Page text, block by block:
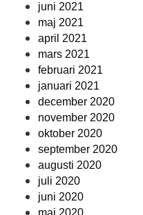
juni 2021
maj 2021
april 2021
mars 2021
februari 2021
januari 2021
december 2020
november 2020
oktober 2020
september 2020
augusti 2020
juli 2020
juni 2020